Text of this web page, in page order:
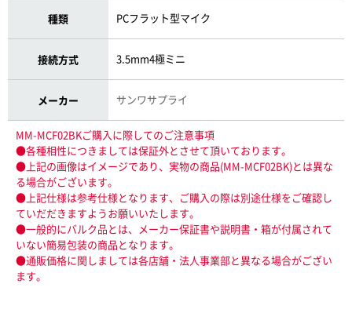
種類 PCフラット型マイク
接続方式 3.5mm4極ミニ
メーカー サンワサプライ
MM-MCF02BKご購入に際してのご注意事項
●各種相性につきましては保証外とさせて頂いております。
●上記の画像はイメージであり、実物の商品(MM-MCF02BK)とは異な
る場合がございます。
●上記仕様は参考仕様となります、ご購入の際は別途仕様をご確認し
ていだだきますようお願いいたします。
●一般的にバルク品とは、メーカー保証書や説明書・箱が付属されて
いない簡易包装の商品となります。
●通販価格に関しましては各店舗・法人事業部と異なる場合がござい
ます。